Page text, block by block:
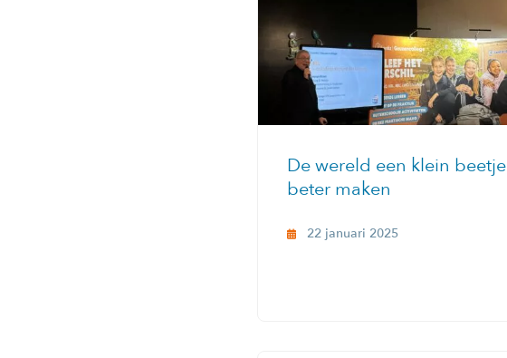
De wereld een klein beetje
beter maken
22 januari 2025